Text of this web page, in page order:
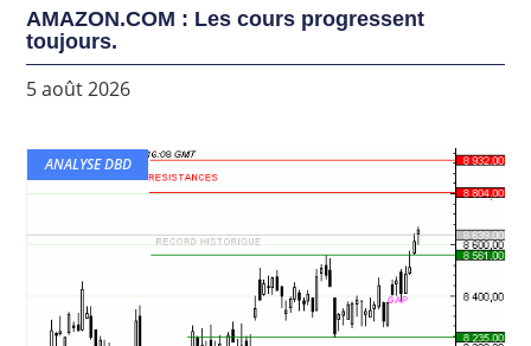
AMAZON.COM : Les cours progressent
toujours.
5 août 2026
ANALYSE DBD